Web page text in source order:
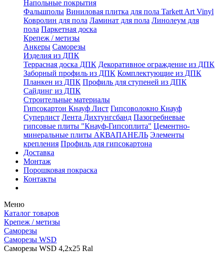
Напольные покрытия
Фальшполы Виниловая плитка для пола Tarkett Art Vinyl
Ковролин для пола Ламинат для пола Линолеум для
пола Паркетная доска
Крепеж / метизы
Анкеры Саморезы
Изделия из ДПК
Террасная доска ДПК Декоративное ограждение из ДПК
Заборный профиль из ДПК Комплектующие из ДПК
Планкен из ДПК Профиль для ступеней из ДПК
Сайдинг из ДПК
Строительные материалы
Гипсокартон Кнауф Лист Гипсоволокно Кнауф
Суперлист Лента Дихтунгсбанд Пазогребневые
гипсовые плиты "Кнауф-Гипсоплита" Цементно-
минеральные плиты АКВАПАНЕЛЬ Элементы
крепления Профиль для гипсокартона
Доставка
Монтаж
Порошковая покраска
Контакты
Меню
Каталог товаров
Крепеж / метизы
Саморезы
Саморезы WSD
Саморезы WSD 4,2х25 Ral